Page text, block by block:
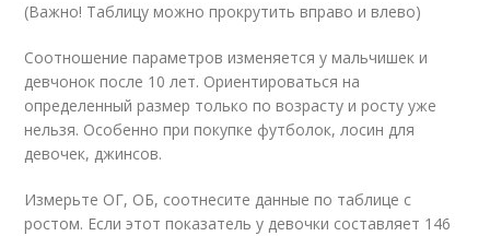
(Важно! Таблицу можно прокрутить вправо и влево)
Соотношение параметров изменяется у мальчишек и
девчонок после 10 лет. Ориентироваться на
определенный размер только по возрасту и росту уже
нельзя. Особенно при покупке футболок, лосин для
девочек, джинсов.
Измерьте ОГ, ОБ, соотнесите данные по таблице с
ростом. Если этот показатель у девочки составляет 146